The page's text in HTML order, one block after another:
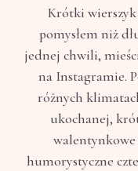
Krótki
pomysłem niż
jednej chwili,
na Instagramie.
różnych
ukochanej,
humorystyczne